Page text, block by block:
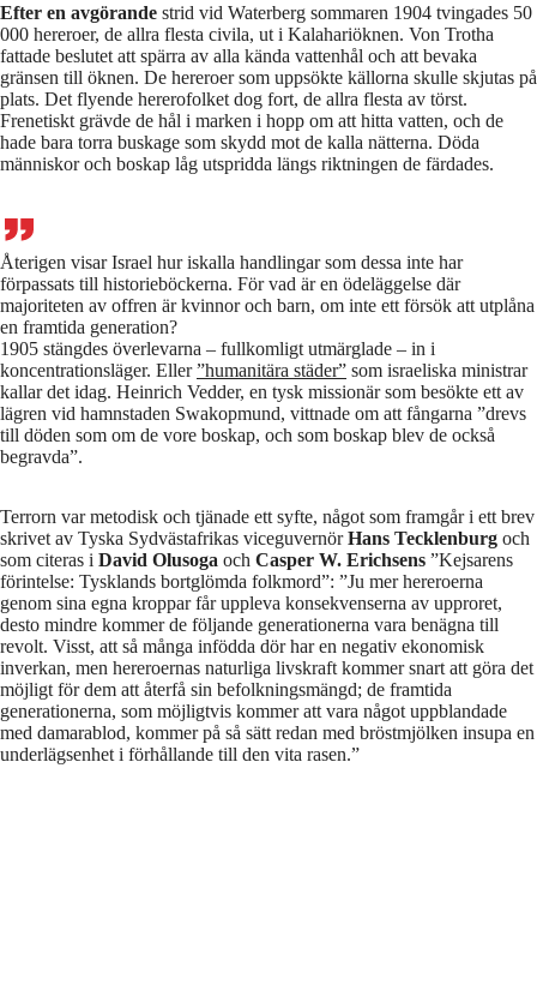
Efter en avgörande strid vid Waterberg sommaren 1904 tvingades 50
000 hereroer, de allra flesta civila, ut i Kalahariöknen. Von Trotha
fattade beslutet att spärra av alla kända vattenhål och att bevaka
gränsen till öknen. De hereroer som uppsökte källorna skulle skjutas på
plats. Det flyende hererofolket dog fort, de allra flesta av törst.
Frenetiskt grävde de hål i marken i hopp om att hitta vatten, och de
hade bara torra buskage som skydd mot de kalla nätterna. Döda
människor och boskap låg utspridda längs riktningen de färdades.
Återigen visar Israel hur iskalla handlingar som dessa inte har
förpassats till historieböckerna. För vad är en ödeläggelse där
majoriteten av offren är kvinnor och barn, om inte ett försök att utplåna
en framtida generation?
1905 stängdes överlevarna – fullkomligt utmärglade – in i
koncentrationsläger. Eller”humanitära städer” som israeliska ministrar
kallar det idag. Heinrich Vedder, en tysk missionär som besökte ett av
lägren vid hamnstaden Swakopmund, vittnade om att fångarna ”drevs
till döden som om de vore boskap, och som boskap blev de också
begravda”.
Terrorn var metodisk och tjänade ett syfte, något som framgår i ett brev
skrivet av Tyska Sydvästafrikas viceguvernörHans Tecklenburg och
som citeras i David Olusoga och Casper W. Erichsens ”Kejsarens
förintelse: Tysklands bortglömda folkmord”: ”Ju mer hereroerna
genom sina egna kroppar får uppleva konsekvenserna av upproret,
desto mindre kommer de följande generationerna vara benägna till
revolt. Visst, att så många infödda dör har en negativ ekonomisk
inverkan, men hereroernas naturliga livskraft kommer snart att göra det
möjligt för dem att återfå sin befolkningsmängd; de framtida
generationerna, som möjligtvis kommer att vara något uppblandade
med damarablod, kommer på så sätt redan med bröstmjölken insupa en
underlägsenhet i förhållande till den vita rasen.”